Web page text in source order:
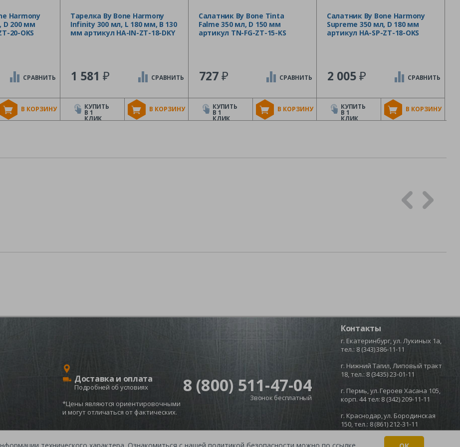
Harmony
D 200 мм
20-OKS
В КОРЗИНУ
СРАВНИТЬ
Тарелка By Bone Harmony
Infinity 300 мл, L 180 мм, B 130
мм артикул HA-IN-ZT-18-DKY
1 581 ₽
В КОРЗИНУ
СРАВНИТЬ
КУПИТЬ
В 1
КЛИК
Салатник By Bone Tinta
Falme 350 мл, D 150 мм
артикул TN-FG-ZT-15-KS
727₽
В КОРЗИНУ
СРАВНИТЬ
КУПИТЬ
В 1
КЛИК
Салатник By Bone Harmony
Supreme 350 мл, D 180 мм
артикул HA-SP-ZT-18-OKS
2 005₽
В КОРЗИНУ
СРАВНИТЬ
КУПИТЬ
В 1
КЛИК
Доставка и оплата
Подробней об условиях 8 (800) 511-47-04
Звонок бесплатный
*Цены являются ориентировочными
и могут отличаться от фактических.
Контакты
г. Екатеринбург, ул. Лукиных 1а,
тел.: 8 (343) 386-11-11
г. Нижний Тагил, Липовый тракт
18, тел.: 8 (3435) 23-01-11
г. Пермь, ул. Героев Хасана 105,
корп. 44 тел: 8 (342) 209-11-11
г. Краснодар, ул. Бородинская
150, тел.: 8 (861) 212-31-11